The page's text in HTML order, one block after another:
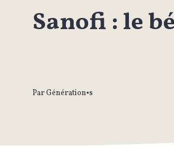
Sanofi : le
Par Génération•s